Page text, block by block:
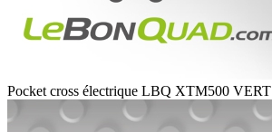
Pocket cross électrique LBQ XTM500 VERT